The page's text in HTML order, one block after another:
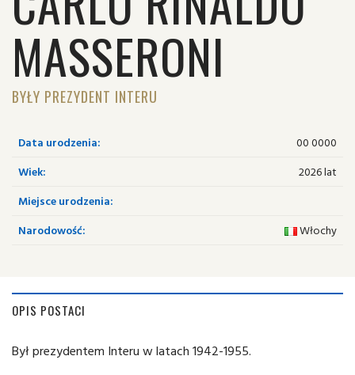
MASSERONI
BYŁY PREZYDENT INTERU
Data urodzenia:
00 0000
Wiek:
2026 lat
Miejsce urodzenia:
Narodowość:
Włochy
OPIS POSTACI
Był prezydentem Interu w latach 1942-1955.